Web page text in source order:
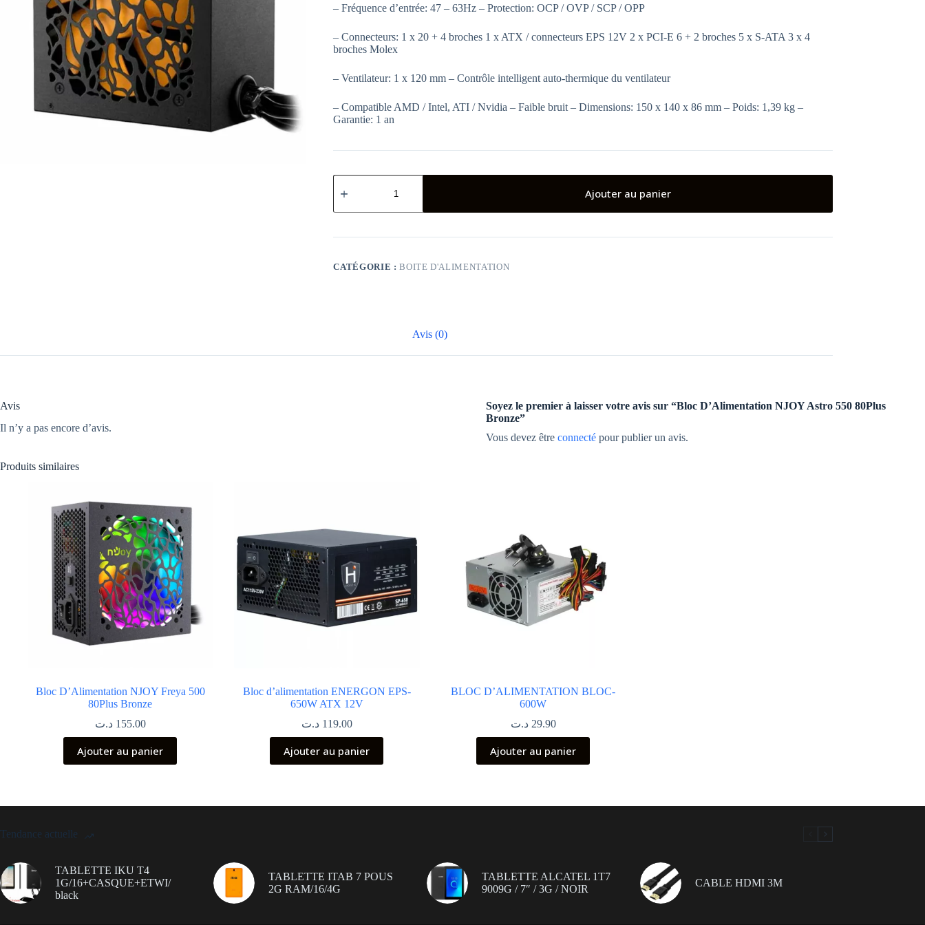
– Fréquence d’entrée: 47 – 63Hz – Protection: OCP / OVP / SCP / OPP
– Connecteurs: 1 x 20 + 4 broches 1 x ATX / connecteurs EPS 12V 2 x PCI-E 6 + 2 broches 5 x S-ATA 3 x 4
broches Molex
– Ventilateur: 1 x 120 mm – Contrôle intelligent auto-thermique du ventilateur
– Compatible AMD / Intel, ATI / Nvidia – Faible bruit – Dimensions: 150 x 140 x 86 mm – Poids: 1,39 kg –
Garantie: 1 an
quantité
de
D'Alimentation
Astro
80Plus
Bronze
Ajouter au panier
CATÉGORIE :BOITE D'ALIMENTATION
Avis (0)
Avis
Il n’y a pas encore d’avis.
Soyez le premier à laisser votre avis sur “Bloc D’Alimentation NJOY Astro 550 80Plus
Bronze”
Vous devez être connectépour publier un avis.
Produits similaires
Bloc D’Alimentation NJOY Freya 500
80Plus Bronze
155.00 د.ت
Ajouter au panier
Bloc d’alimentation ENERGON EPS-
650W ATX 12V
119.00 د.ت
Ajouter au panier
BLOC D’ALIMENTATION BLOC-
600W
29.90 د.ت
Ajouter au panier
Tendance actuelle
TABLETTE IKU T4
1G/16+CASQUE+ETWI/
black
TABLETTE ITAB 7 POUS
2G RAM/16/4G
TABLETTE ALCATEL 1T7
9009G / 7″ / 3G / NOIR
CABLE HDMI 3M